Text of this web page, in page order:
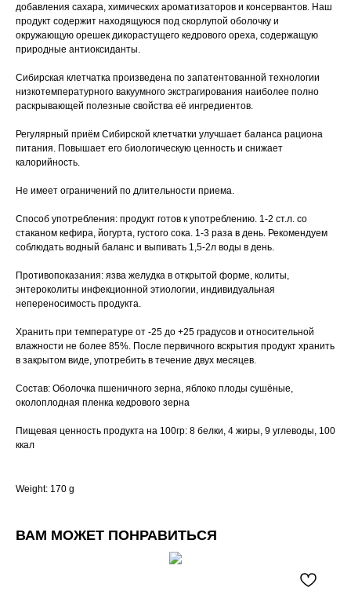
добавления сахара, химических ароматизаторов и консервантов. Наш
продукт содержит находящуюся под скорлупой оболочку и
окружающую орешек дикорастущего кедрового ореха, содержащую
природные антиоксиданты.
Сибирская клетчатка произведена по запатентованной технологии
низкотемпературного вакуумного экстрагирования наиболее полно
раскрывающей полезные свойства её ингредиентов.
Регулярный приём Сибирской клетчатки улучшает баланса рациона
питания. Повышает его биологическую ценность и снижает
калорийность.
Не имеет ограничений по длительности приема.
Способ употребления: продукт готов к употреблению. 1-2 ст.л. со
стаканом кефира, йогурта, густого сока. 1-3 раза в день. Рекомендуем
соблюдать водный баланс и выпивать 1,5-2л воды в день.
Противопоказания: язва желудка в открытой форме, колиты,
энтероколиты инфекционной этиологии, индивидуальная
непереносимость продукта.
Хранить при температуре от -25 до +25 градусов и относительной
влажности не более 85%. После первичного вскрытия продукт хранить
в закрытом виде, употребить в течение двух месяцев.
Состав: Оболочка пшеничного зерна, яблоко плоды сушёные,
околоплодная пленка кедрового зерна
Пищевая ценность продукта на 100гр: 8 белки, 4 жиры, 9 углеводы, 100
ккал
Weight: 170 g
ВАМ МОЖЕТ ПОНРАВИТЬСЯ